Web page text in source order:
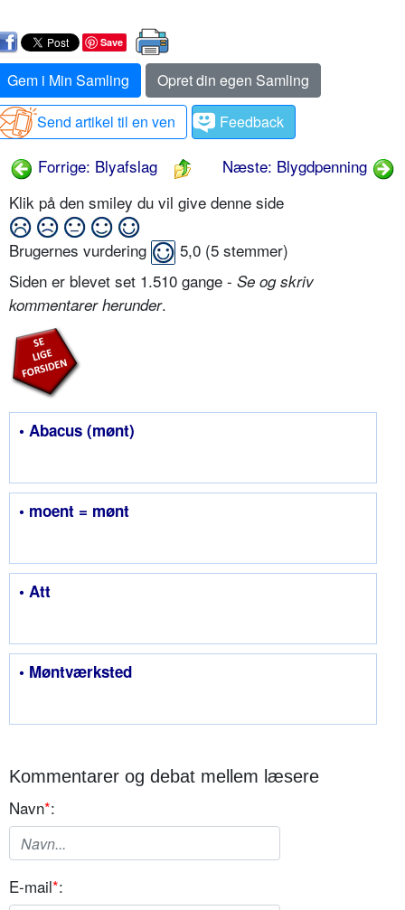
Save
Gem i Min Samling
Opret din egen Samling
Send artikel til en ven
Feedback
Forrige: Blyafslag
Næste: Blygdpenning
Klik på den smiley du vil give denne side
Brugernes vurdering 5,0 (5 stemmer)
Siden er blevet set 1.510 gange - Se og skriv
kommentarer herunder.
• Abacus (mønt)
• moent = mønt
• Att
• Møntværksted
Kommentarer og debat mellem læsere
Navn*:
E-mail*: